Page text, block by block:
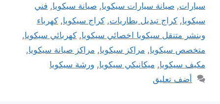
سيارات, صيانة سيارات سيكويا, صيانة سيكويا, فني
سيكويا, كراج تبديل بطاريات, كراج سيكويا, كهرباء
وبنشر متنقل سيكويا اخصائي سيكويا, كهربائي سيكويا,
متخصص سيكويا, مراكز سيكويا, مراكز صيانة سيكويا,
مكيف سيكويا, ميكانيكي سيكويا, ورشة سيكويا
أضف تعليق